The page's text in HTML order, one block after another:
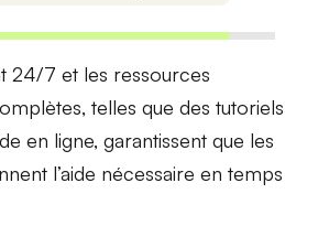
24/7 et les ressources
telles que des tutoriels
en ligne, garantissent que les
l’aide nécessaire en temps